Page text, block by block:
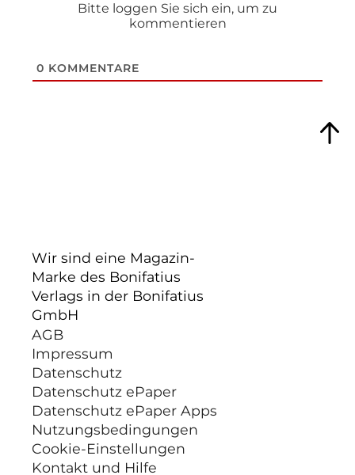
Bitte loggen Sie sich ein, um zu
kommentieren
0 KOMMENTARE
Wir sind eine Magazin-
Marke des Bonifatius
Verlags in der Bonifatius
GmbH
AGB
Impressum
Datenschutz
Datenschutz ePaper
Datenschutz ePaper Apps
Nutzungsbedingungen
Cookie-Einstellungen
Kontakt und Hilfe